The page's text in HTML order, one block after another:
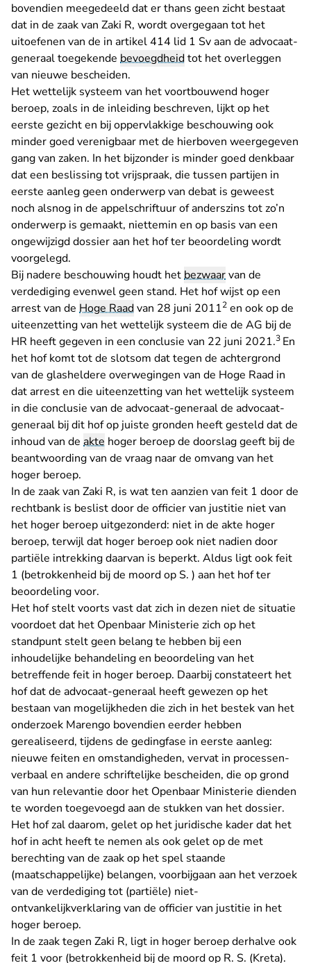
bovendien meegedeeld dat er thans geen zicht bestaat
dat in de zaak van Zaki R, wordt overgegaan tot het
uitoefenen van de in artikel 414 lid 1 Sv aan de advocaat-
generaal toegekende bevoegdheidtot het overleggen
van nieuwe bescheiden.
Het wettelijk systeem van het voortbouwend hoger
beroep, zoals in de inleiding beschreven, lijkt op het
eerste gezicht en bij oppervlakkige beschouwing ook
minder goed verenigbaar met de hierboven weergegeven
gang van zaken. In het bijzonder is minder goed denkbaar
dat een beslissing tot vrijspraak, die tussen partijen in
eerste aanleg geen onderwerp van debat is geweest
noch alsnog in de appelschriftuur of anderszins tot zo’n
onderwerp is gemaakt, niettemin en op basis van een
ongewijzigd dossier aan het hof ter beoordeling wordt
voorgelegd.
Bij nadere beschouwing houdt hetbezwaarvan de
verdediging evenwel geen stand. Het hof wijst op een
arrest van de Hoge Raadvan 28 juni 20112 en ook op de
uiteenzetting van het wettelijk systeem die de AG bij de
HR heeft gegeven in een conclusie van 22 juni 2021.3 En
het hof komt tot de slotsom dat tegen de achtergrond
van de glasheldere overwegingen van de Hoge Raad in
dat arrest en die uiteenzetting van het wettelijk systeem
in die conclusie van de advocaat-generaal de advocaat-
generaal bij dit hof op juiste gronden heeft gesteld dat de
inhoud van de akte hoger beroep de doorslag geeft bij de
beantwoording van de vraag naar de omvang van het
hoger beroep.
In de zaak van Zaki R, is wat ten aanzien van feit 1 door de
rechtbank is beslist door de officier van justitie niet van
het hoger beroep uitgezonderd: niet in de akte hoger
beroep, terwijl dat hoger beroep ook niet nadien door
partiële intrekking daarvan is beperkt. Aldus ligt ook feit
1 (betrokkenheid bij de moord op S. ) aan het hof ter
beoordeling voor.
Het hof stelt voorts vast dat zich in dezen niet de situatie
voordoet dat het Openbaar Ministerie zich op het
standpunt stelt geen belang te hebben bij een
inhoudelijke behandeling en beoordeling van het
betreffende feit in hoger beroep. Daarbij constateert het
hof dat de advocaat-generaal heeft gewezen op het
bestaan van mogelijkheden die zich in het bestek van het
onderzoek Marengo bovendien eerder hebben
gerealiseerd, tijdens de gedingfase in eerste aanleg:
nieuwe feiten en omstandigheden, vervat in processen-
verbaal en andere schriftelijke bescheiden, die op grond
van hun relevantie door het Openbaar Ministerie dienden
te worden toegevoegd aan de stukken van het dossier.
Het hof zal daarom, gelet op het juridische kader dat het
hof in acht heeft te nemen als ook gelet op de met
berechting van de zaak op het spel staande
(maatschappelijke) belangen, voorbijgaan aan het verzoek
van de verdediging tot (partiële) niet-
ontvankelijkverklaring van de officier van justitie in het
hoger beroep.
In de zaak tegen Zaki R, ligt in hoger beroep derhalve ook
feit 1 voor (betrokkenheid bij de moord op R. S. (Kreta).